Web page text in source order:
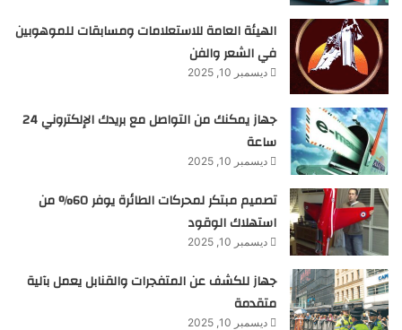
الهيئة العامة للاستعلامات ومسابقات للموهوبين
في الشعر والفن
ديسمبر 10, 2025
جهاز يمكنك من التواصل مع بريدك الإلكتروني 24
ساعة
ديسمبر 10, 2025
تصميم مبتكر لمحركات الطائرة يوفر 60% من
استهلاك الوقود
ديسمبر 10, 2025
جهاز للكشف عن المتفجرات والقنابل يعمل بآلية
متقدمة
ديسمبر 10, 2025